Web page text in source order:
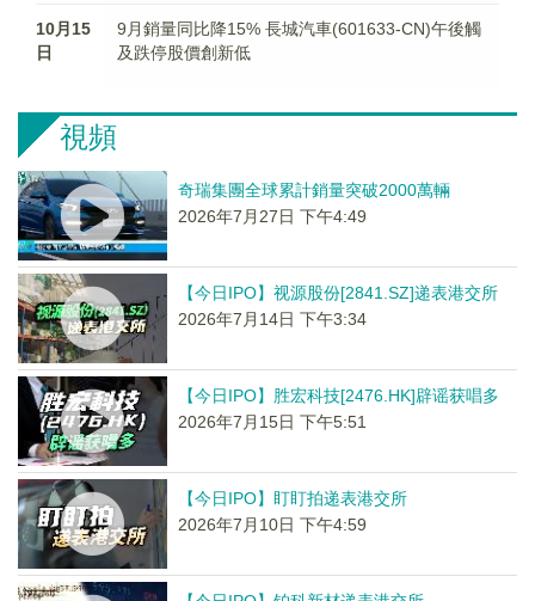
10月15
日
9月銷量同比降15% 長城汽車(601633-CN)午後觸
及跌停股價創新低
視頻
奇瑞集團全球累計銷量突破2000萬輛
2026年7月27日 下午4:49
【今日IPO】视源股份[2841.SZ]递表港交所
2026年7月14日 下午3:34
【今日IPO】胜宏科技[2476.HK]辟谣获唱多
2026年7月15日 下午5:51
【今日IPO】盯盯拍递表港交所
2026年7月10日 下午4:59